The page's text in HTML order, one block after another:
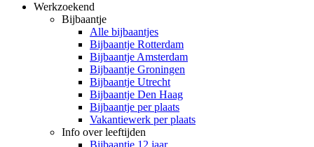
Werkzoekend
Bijbaantje
Alle bijbaantjes
Bijbaantje Rotterdam
Bijbaantje Amsterdam
Bijbaantje Groningen
Bijbaantje Utrecht
Bijbaantje Den Haag
Bijbaantje per plaats
Vakantiewerk per plaats
Info over leeftijden
Bijbaantje 12 jaar